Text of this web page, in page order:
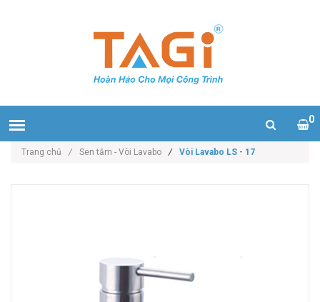
0
Trang chủ / Sen tắm - Vòi Lavabo / Vòi Lavabo LS - 17